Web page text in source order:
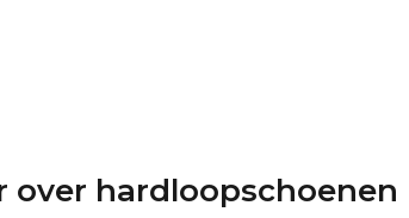
over hardloopschoenen